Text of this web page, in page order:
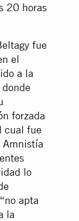
20 horas
fue
el
a la
forzada
cual fue
Amnistía
lo
apta
la